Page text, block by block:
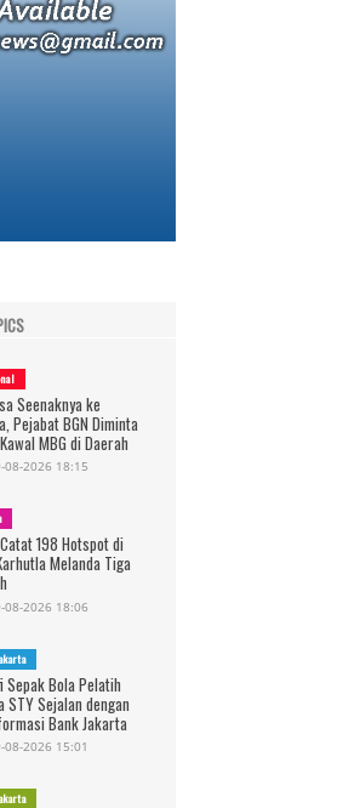
Lanjutkan Revitalisasi, 8 Halte
Tranjakarta Ditutup Sementara
Seenaknya ke
Pejabat BGN Diminta
MBG di Daerah
08-2026 18:15
198 Hotspot di
Melanda Tiga
08-2026 18:06
Sepak Bola Pelatih
STY Sejalan dengan
Bank Jakarta
08-2026 15:01